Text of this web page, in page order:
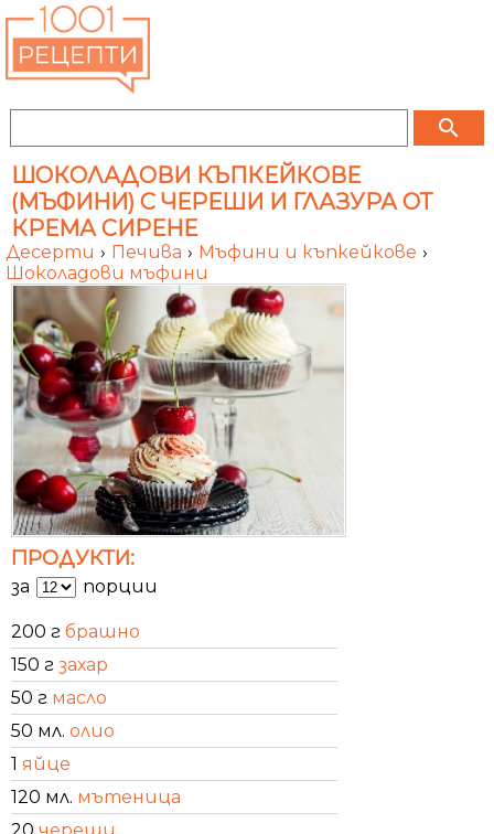
search
ШОКОЛАДОВИ КЪПКЕЙКОВЕ
(МЪФИНИ) С ЧЕРЕШИ И ГЛАЗУРА ОТ
КРЕМА СИРЕНЕ
Десерти › Печива › Мъфини и къпкейкове ›
Шоколадови мъфини
ПРОДУКТИ:
за порции
200 г брашно
150 г захар
50 г масло
50 мл. олио
1 яйце
120 мл. мътеница
20 череши